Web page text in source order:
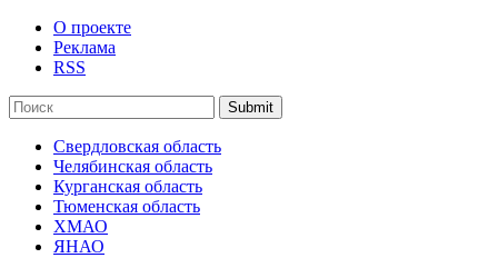
О проекте
Реклама
RSS
Submit
Свердловская область
Челябинская область
Курганская область
Тюменская область
ХМАО
ЯНАО